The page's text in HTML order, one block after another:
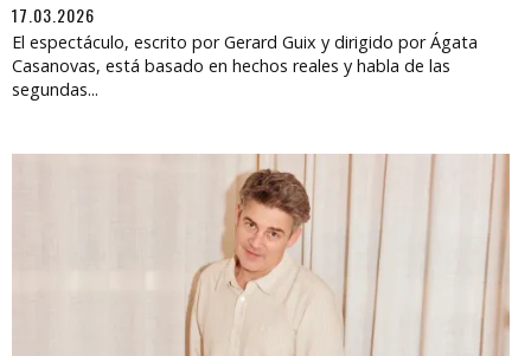
17.03.2026
El espectáculo, escrito por Gerard Guix y dirigido por Ágata
Casanovas, está basado en hechos reales y habla de las
segundas...